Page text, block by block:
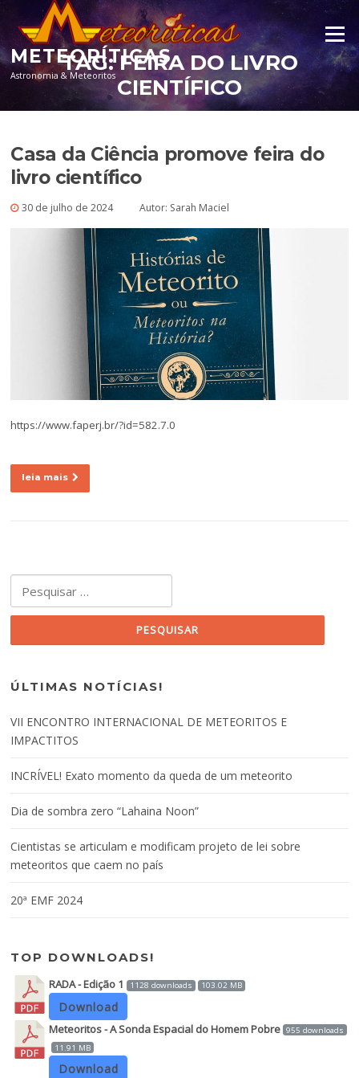
Pular para o conteúdo
METEORÍTICAS
Astronomia & Meteoritos
Menu
TAG:FEIRA DO LIVRO
CIENTÍFICO
Casa da Ciência promove feira do
livro científico
30 de julho de 2024 Autor: Sarah Maciel
https://www.faperj.br/?id=582.7.0
leia mais
ÚLTIMAS NOTÍCIAS!
VII ENCONTRO INTERNACIONAL DE METEORITOS E
IMPACTITOS
INCRÍVEL! Exato momento da queda de um meteorito
Dia de sombra zero “Lahaina Noon”
Cientistas se articulam e modificam projeto de lei sobre
meteoritos que caem no país
20ª EMF 2024
TOP DOWNLOADS!
RADA - Edição 1 1128 downloads 103.02 MB
Download
Meteoritos - A Sonda Espacial do Homem Pobre 955 downloads
11.91 MB
Download